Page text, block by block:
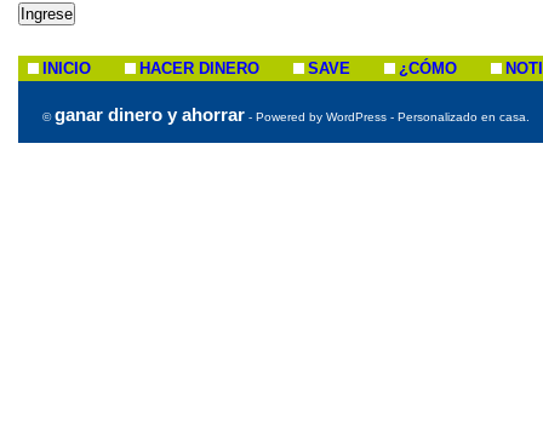
INICIO HACER DINERO SAVE ¿CÓMO
©ganar dinero y ahorrar - Powered by WordPress - Personalizado en casa.